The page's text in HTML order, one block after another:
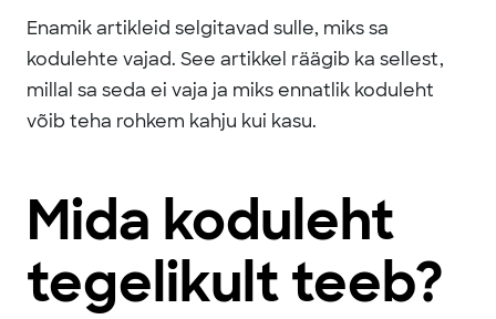
Enamik artikleid selgitavad sulle, miks sa
kodulehte vajad. See artikkel räägib ka sellest,
millal sa seda ei vaja ja miks ennatlik koduleht
võib teha rohkem kahju kui kasu.
Mida koduleht
tegelikult teeb?